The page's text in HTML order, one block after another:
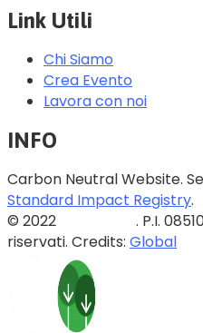
Link Utili
Chi Siamo
Crea Evento
Lavora con noi
INFO
Carbon Neutral Website.
Standard Impact Registry.
© 2022
. P.I.
riservati. Credits: Global